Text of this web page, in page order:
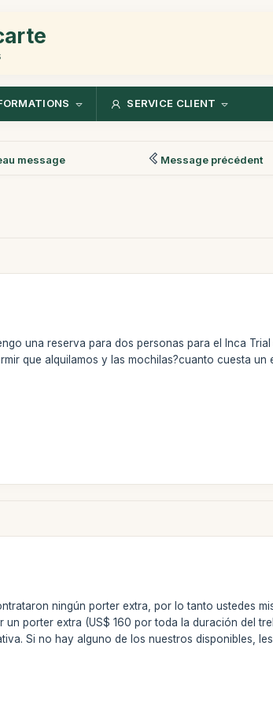
SERVICE CLIENT
message Message précédent
una reserva para dos personas para el Inca
que alquilamos y las mochilas?cuanto cuesta un
ningún porter extra, por lo tanto ustedes
un porter extra (US$ 160 por toda la duración del
Si no hay alguno de los nuestros disponibles,